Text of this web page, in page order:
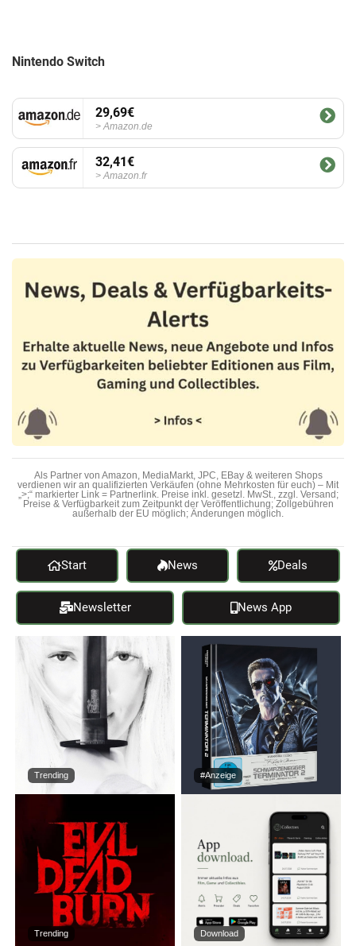
Nintendo Switch
29,69€
Amazon.de
32,41€
Amazon.fr
Als Partner von Amazon, MediaMarkt, JPC, EBay & weiteren Shops
verdienen wir an qualifizierten Verkäufen (ohne Mehrkosten für euch) – Mit
„>;“ markierter Link = Partnerlink. Preise inkl. gesetzl. MwSt., zzgl. Versand;
Preise & Verfügbarkeit zum Zeitpunkt der Veröffentlichung; Zollgebühren
außerhalb der EU möglich; Änderungen möglich.
Start News Deals
Newsletter News App
Trending #Anzeige
Trending Download